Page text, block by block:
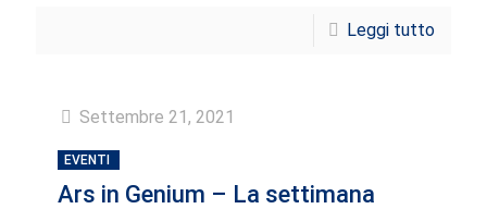
Leggi tutto
Settembre 21, 2021
EVENTI
Ars in Genium – La settimana